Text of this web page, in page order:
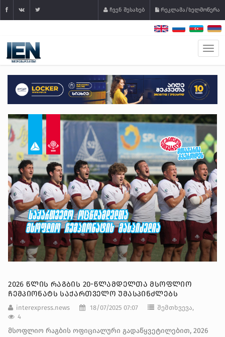
ჩვენ შესახებ რეკლამა/ხელმოწერა
2026 ᲬᲚᲘᲡ ᲠᲐᲒᲑᲘᲡ 20-ᲬᲚᲐᲛᲓᲔᲚᲗᲐ ᲛᲡᲝᲤᲚᲘᲝ
ᲩᲔᲛᲞᲘᲝᲜᲐᲢᲡ ᲡᲐᲥᲐᲠᲗᲕᲔᲚᲝ ᲣᲛᲐᲡᲞᲘᲜᲫᲚᲔᲑᲡ
interexpress.news 18/07/2025 07:07
შემთხვევა,
4
მსოფლიო რაგბის ოფიციალური გადაწყვეტილებით, 2026